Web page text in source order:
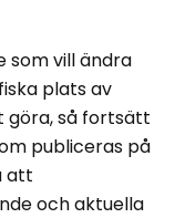
som vill ändra
plats av
göra, så fortsätt
publiceras på
att
och aktuella